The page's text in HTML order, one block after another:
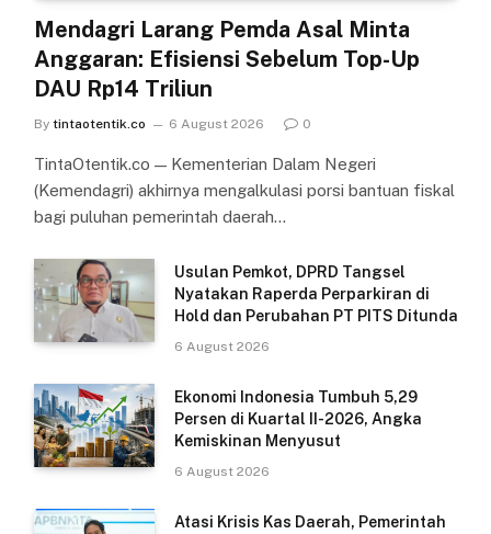
Mendagri Larang Pemda Asal Minta
Anggaran: Efisiensi Sebelum Top-Up
DAU Rp14 Triliun
By tintaotentik.co 6 August 2026 0
TintaOtentik.co — Kementerian Dalam Negeri
(Kemendagri) akhirnya mengalkulasi porsi bantuan fiskal
bagi puluhan pemerintah daerah…
Usulan Pemkot, DPRD Tangsel
Nyatakan Raperda Perparkiran di
Hold dan Perubahan PT PITS Ditunda
6 August 2026
Ekonomi Indonesia Tumbuh 5,29
Persen di Kuartal II-2026, Angka
Kemiskinan Menyusut
6 August 2026
Atasi Krisis Kas Daerah, Pemerintah